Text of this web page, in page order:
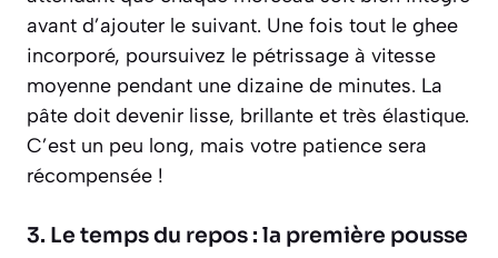
avant d’ajouter le suivant. Une fois tout le ghee
incorporé, poursuivez le pétrissage à vitesse
moyenne pendant une dizaine de minutes. La
pâte doit devenir lisse, brillante et très élastique.
C’est un peu long, mais votre patience sera
récompensée !
3. Le temps du repos : la première pousse